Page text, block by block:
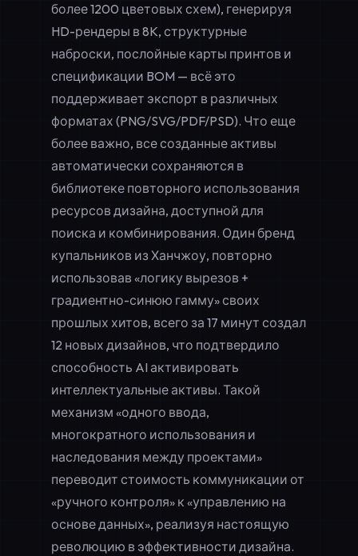
более 1200 цветовых схем), генерируя
HD-рендеры в 8K, структурные
наброски, послойные карты принтов и
спецификации BOM — всё это
поддерживает экспорт в различных
форматах (PNG/SVG/PDF/PSD). Что еще
более важно, все созданные активы
автоматически сохраняются в
библиотеке повторного использования
ресурсов дизайна, доступной для
поиска и комбинирования. Один бренд
купальников из Ханчжоу, повторно
использовав «логику вырезов +
градиентно-синюю гамму» своих
прошлых хитов, всего за 17 минут создал
12 новых дизайнов, что подтвердило
способность AI активировать
интеллектуальные активы. Такой
механизм «одного ввода,
многократного использования и
наследования между проектами»
переводит стоимость коммуникации от
«ручного контроля» к «управлению на
основе данных», реализуя настоящую
революцию в эффективности дизайна.